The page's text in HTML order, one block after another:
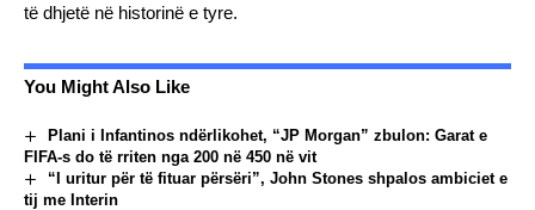
të dhjetë në historinë e tyre.
You Might Also Like
Plani i Infantinos ndërlikohet, “JP Morgan” zbulon: Garat e
FIFA-s do të rriten nga 200 në 450 në vit
“I uritur për të fituar përsëri”, John Stones shpalos ambiciet e
tij me Interin